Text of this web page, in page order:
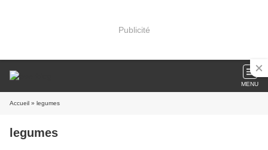
Publicité
MENU
Accueil » legumes
legumes